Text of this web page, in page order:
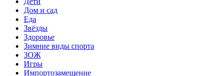
Дом и сад
Еда
Звёзды
Здоровье
Зимние виды спорта
ЗОЖ
Игры
Импортозамещение